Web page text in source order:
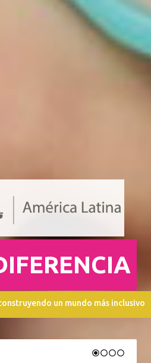
un mundo más inclusivo